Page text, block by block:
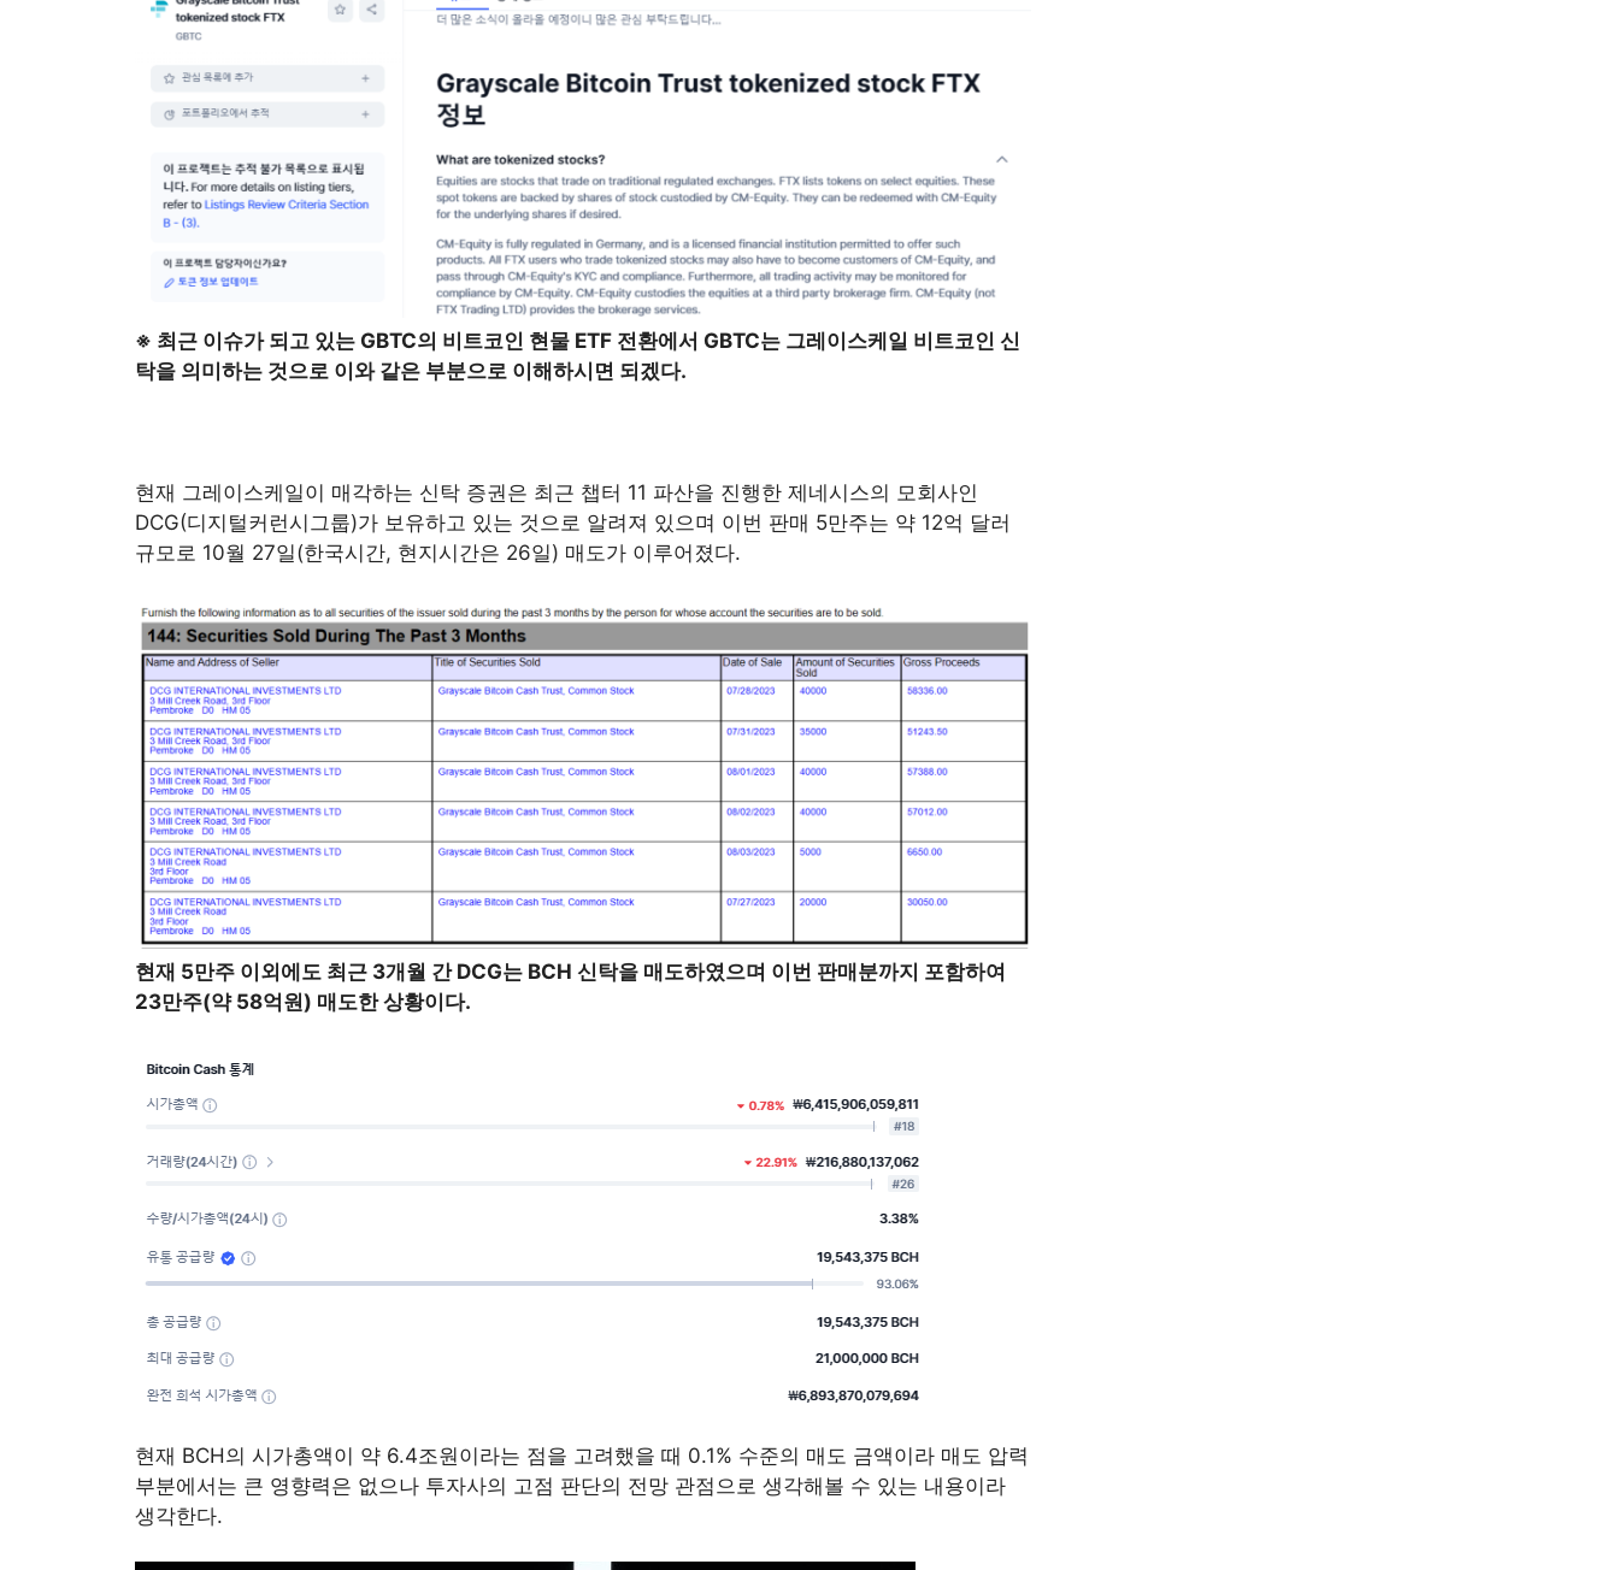
※ 최근 이슈가 되고 있는 GBTC의 비트코인 현물 ETF 전환에서 GBTC는 그레이스케일 비트코인 신
탁을 의미하는 것으로 이와 같은 부분으로 이해하시면 되겠다.
현재 그레이스케일이 매각하는 신탁 증권은 최근 챕터 11 파산을 진행한 제네시스의 모회사인
DCG(디지털커런시그룹)가 보유하고 있는 것으로 알려져 있으며 이번 판매 5만주는 약 12억 달러
규모로 10월 27일(한국시간, 현지시간은 26일) 매도가 이루어졌다.
현재 5만주 이외에도 최근 3개월 간 DCG는 BCH 신탁을 매도하였으며 이번 판매분까지 포함하여
23만주(약 58억원) 매도한 상황이다.
현재 BCH의 시가총액이 약 6.4조원이라는 점을 고려했을 때 0.1% 수준의 매도 금액이라 매도 압력
부분에서는 큰 영향력은 없으나 투자사의 고점 판단의 전망 관점으로 생각해볼 수 있는 내용이라
생각한다.